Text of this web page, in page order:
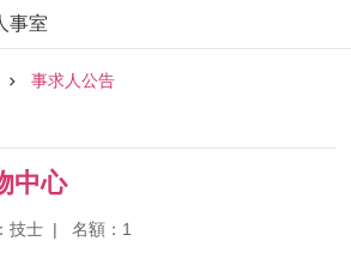
事室
事求人公告
中心
技士 名額：1